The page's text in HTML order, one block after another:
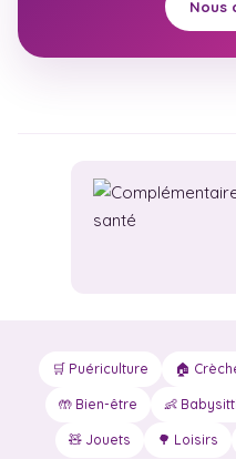
Nous
🛒 Puériculture 🏠
🤲 Bien-être 👶
🧸 Jouets 🌳 Loisirs